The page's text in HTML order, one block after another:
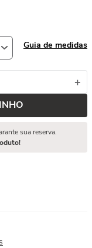
Guia de medidas
＋
sua reserva.